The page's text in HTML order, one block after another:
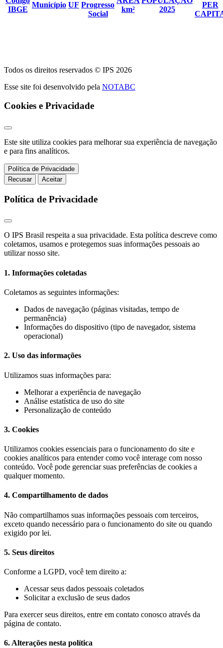
IBGE
Município UF Progresso
Social
km²
2025
PER
Todos os direitos reservados © IPS 2026
Esse site foi desenvolvido pela NOTABC
Cookies e Privacidade
Este site utiliza cookies para melhorar sua experiência de navegação
e para fins analíticos.
Política de Privacidade
Recusar
Aceitar
Política de Privacidade
O IPS Brasil respeita a sua privacidade. Esta política descreve como
coletamos, usamos e protegemos suas informações pessoais ao
utilizar nosso site.
1. Informações coletadas
Coletamos as seguintes informações:
Dados de navegação (páginas visitadas, tempo de
permanência)
Informações do dispositivo (tipo de navegador, sistema
operacional)
2. Uso das informações
Utilizamos suas informações para:
Melhorar a experiência de navegação
Análise estatística de uso do site
Personalização de conteúdo
3. Cookies
Utilizamos cookies essenciais para o funcionamento do site e
cookies analíticos para entender como você interage com nosso
conteúdo. Você pode gerenciar suas preferências de cookies a
qualquer momento.
4. Compartilhamento de dados
Não compartilhamos suas informações pessoais com terceiros,
exceto quando necessário para o funcionamento do site ou quando
exigido por lei.
5. Seus direitos
Conforme a LGPD, você tem direito a:
Acessar seus dados pessoais coletados
Solicitar a exclusão de seus dados
Para exercer seus direitos, entre em contato conosco através da
página de contato.
6. Alterações nesta política